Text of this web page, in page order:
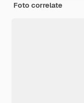
Foto correlate